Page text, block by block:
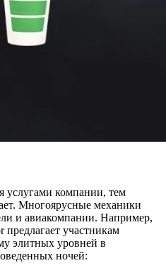
услугами компании, тем
Многоярусные механики
и авиакомпании. Например,
предлагает участникам
элитных уровней в
ночей: